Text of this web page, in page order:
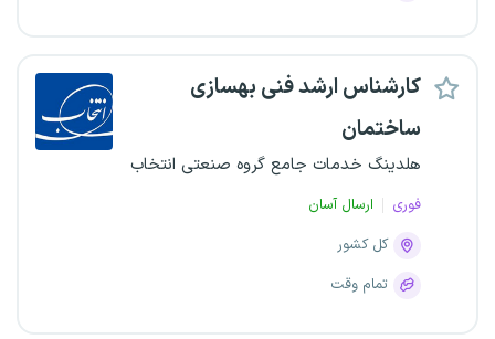
کارشناس ارشد فنی بهسازی
ساختمان
هلدینگ خدمات جامع گروه صنعتی انتخاب
فوری
ارسال آسان
کل کشور
تمام وقت